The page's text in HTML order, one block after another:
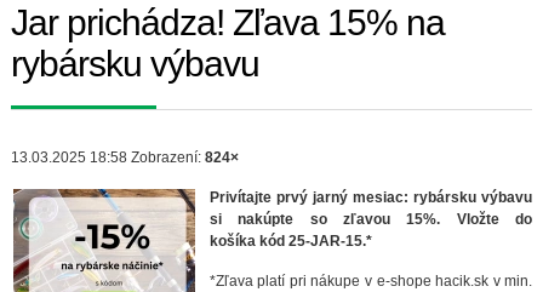
Jar prichádza! Zľava 15% na
rybársku výbavu
13.03.2025 18:58 Zobrazení: 824×
Privítajte prvý jarný mesiac: rybársku výbavu
si nakúpte so zľavou 15%. Vložte do
košíka kód 25-JAR-15.*
*Zľava platí pri nákupe v e-shope hacik.sk v min.